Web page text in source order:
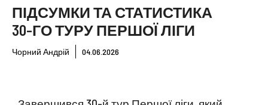
ПІДСУМКИ ТА СТАТИСТИКА
30-ГО ТУРУ ПЕРШОЇ ЛІГИ
Чорний Андрій 04.06.2026